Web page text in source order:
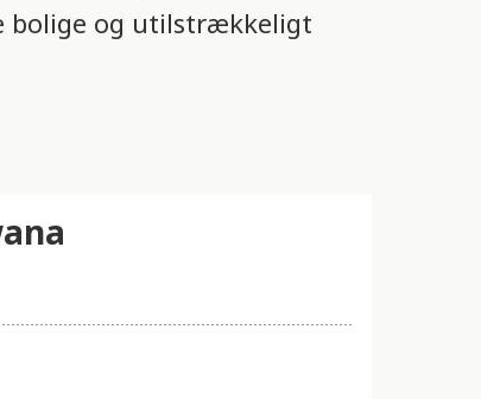
bolige og utilstrækkeligt